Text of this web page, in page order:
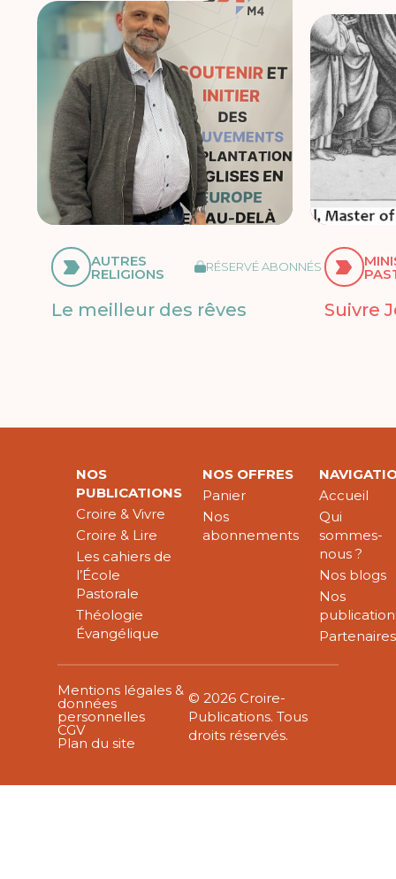
AUTRES
RELIGIONS RÉSERVÉ ABONNÉS
Le meilleur des rêves Suivre
NOS
PUBLICATIONS
Croire & Vivre
Croire & Lire
Les cahiers de
l’École
Pastorale
Théologie
Évangélique
NOS OFFRES
Panier
Nos
abonnements
Accueil
Qui
sommes-
nous ?
Nos blogs
Nos
Partenaires
Mentions légales &
données
personnelles
CGV
Plan du site
© 2026 Croire-
Publications. Tous
droits réservés.